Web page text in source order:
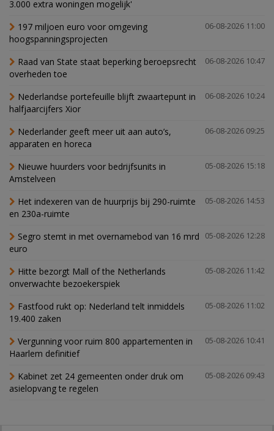
3.000 extra woningen mogelijk'
06-08-2026 11:00
197 miljoen euro voor omgeving
hoogspanningsprojecten
06-08-2026 10:47
Raad van State staat beperking beroepsrecht
overheden toe
06-08-2026 10:24
Nederlandse portefeuille blijft zwaartepunt in
halfjaarcijfers Xior
06-08-2026 09:25
Nederlander geeft meer uit aan auto’s,
apparaten en horeca
05-08-2026 15:18
Nieuwe huurders voor bedrijfsunits in
Amstelveen
05-08-2026 14:53
Het indexeren van de huurprijs bij 290-ruimte
en 230a-ruimte
05-08-2026 12:28
Segro stemt in met overnamebod van 16 mrd
euro
05-08-2026 11:42
Hitte bezorgt Mall of the Netherlands
onverwachte bezoekerspiek
05-08-2026 11:02
Fastfood rukt op: Nederland telt inmiddels
19.400 zaken
05-08-2026 10:41
Vergunning voor ruim 800 appartementen in
Haarlem definitief
05-08-2026 09:43
Kabinet zet 24 gemeenten onder druk om
asielopvang te regelen